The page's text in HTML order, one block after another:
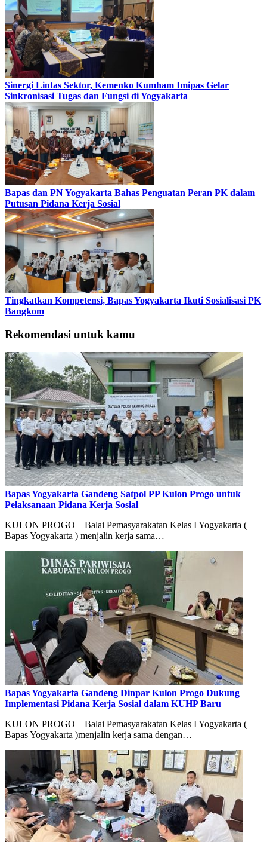
Sinergi Lintas Sektor, Kemenko Kumham Imipas Gelar
Sinkronisasi Tugas dan Fungsi di Yogyakarta
Bapas dan PN Yogyakarta Bahas Penguatan Peran PK dalam
Putusan Pidana Kerja Sosial
Tingkatkan Kompetensi, Bapas Yogyakarta Ikuti Sosialisasi PK
Bangkom
Rekomendasi untuk kamu
Bapas Yogyakarta Gandeng Satpol PP Kulon Progo untuk
Pelaksanaan Pidana Kerja Sosial
KULON PROGO – Balai Pemasyarakatan Kelas I Yogyakarta (
Bapas Yogyakarta ) menjalin kerja sama…
Bapas Yogyakarta Gandeng Dinpar Kulon Progo Dukung
Implementasi Pidana Kerja Sosial dalam KUHP Baru
KULON PROGO – Balai Pemasyarakatan Kelas I Yogyakarta (
Bapas Yogyakarta )menjalin kerja sama dengan…